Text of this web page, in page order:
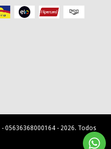
05636368000164 - 2026. Todos